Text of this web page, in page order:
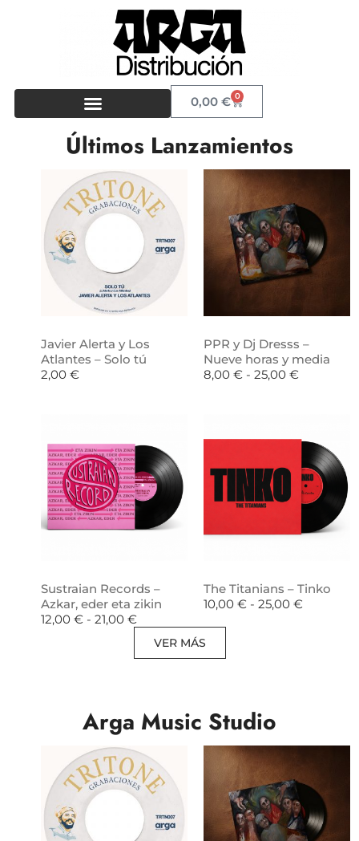
0,00€ 0
Últimos Lanzamientos
Javier Alerta y Los
Atlantes – Solo tú
2,00 €
PPR y Dj Dresss –
Nueve horas y media
8,00 € - 25,00 €
Sustraian Records –
Azkar, eder eta zikin
12,00 € - 21,00 €
The Titanians – Tinko
10,00 € - 25,00 €
VER MÁS
Arga Music Studio